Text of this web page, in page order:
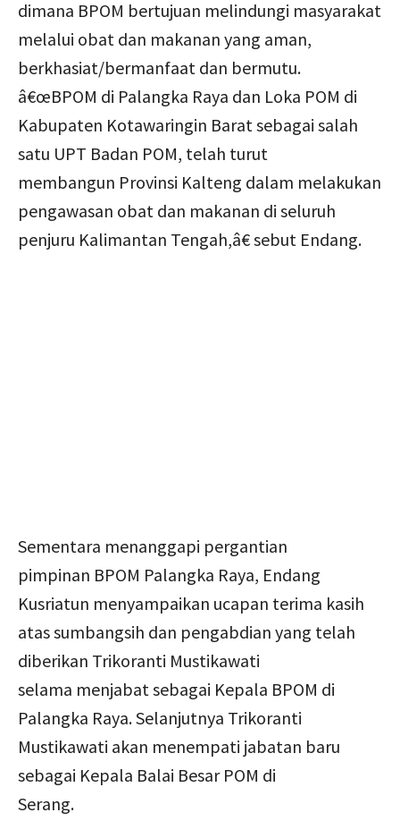
dimana BPOM bertujuan melindungi masyarakat
melalui obat dan makanan yang aman,
berkhasiat/bermanfaat dan bermutu.
â€œBPOM di Palangka Raya dan Loka POM di
Kabupaten Kotawaringin Barat sebagai salah
satu UPT Badan POM, telah turut
membangun Provinsi Kalteng dalam melakukan
pengawasan obat dan makanan di seluruh
penjuru Kalimantan Tengah,â€ sebut Endang.
Sementara menanggapi pergantian
pimpinan BPOM Palangka Raya, Endang
Kusriatun menyampaikan ucapan terima kasih
atas sumbangsih dan pengabdian yang telah
diberikan Trikoranti Mustikawati
selama menjabat sebagai Kepala BPOM di
Palangka Raya. Selanjutnya Trikoranti
Mustikawati akan menempati jabatan baru
sebagai Kepala Balai Besar POM di
Serang.